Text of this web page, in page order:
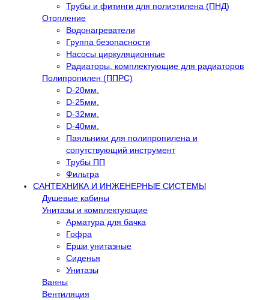
Трубы и фитинги для полиэтилена (ПНД)
Отопление
Водонагреватели
Группа безопасности
Насосы циркуляционные
Радиаторы, комплектующие для радиаторов
Полипропилен (ППРС)
D-20мм.
D-25мм.
D-32мм.
D-40мм.
Паяльники для полипропилена и
сопутствующий инструмент
Трубы ПП
Фильтра
САНТЕХНИКА И ИНЖЕНЕРНЫЕ СИСТЕМЫ
Душевые кабины
Унитазы и комплектующие
Арматура для бачка
Гофра
Ерши унитазные
Сиденья
Унитазы
Ванны
Вентиляция